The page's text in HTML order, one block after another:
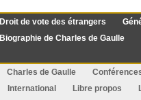
Droit de vote des étrangers
Biographie de Charles de Gaulle
Charles de Gaulle
International Libre propos